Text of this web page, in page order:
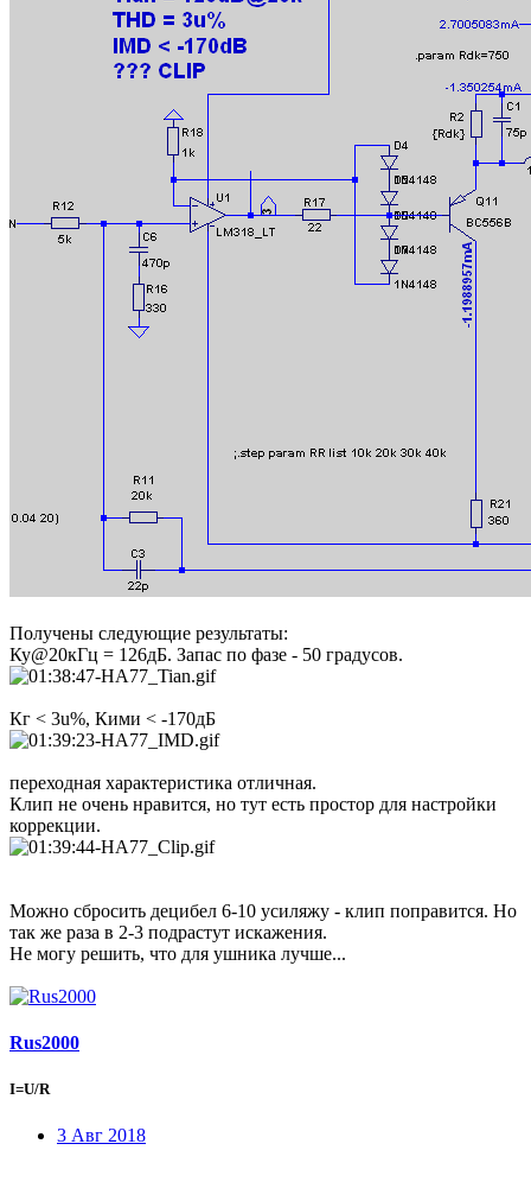
Получены следующие результаты:
Ку@20кГц = 126дБ. Запас по фазе - 50 градусов.
Кг < 3u%, Кими < -170дБ
переходная характеристика отличная.
Клип не очень нравится, но тут есть простор для настройки
коррекции.
Можно сбросить децибел 6-10 усиляжу - клип поправится. Но
так же раза в 2-3 подрастут искажения.
Не могу решить, что для ушника лучше...
Rus2000
I=U/R
3 Авг 2018